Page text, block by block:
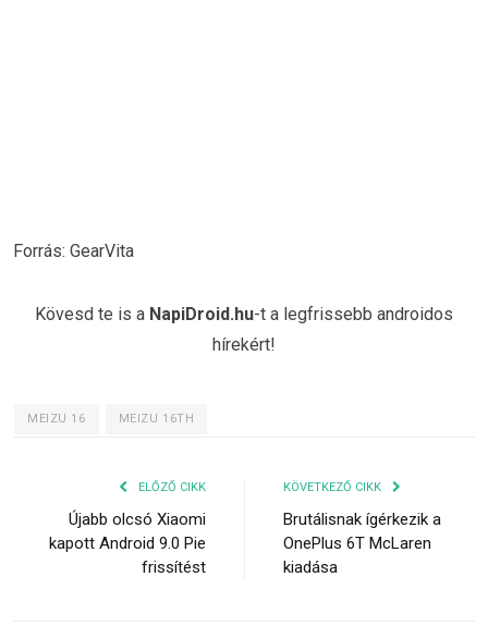
Forrás: GearVita
Kövesd te is a NapiDroid.hu-t a legfrissebb androidos
hírekért!
MEIZU 16 MEIZU 16TH
ELŐZŐ CIKK
Újabb olcsó Xiaomi
kapott Android 9.0 Pie
frissítést
KÖVETKEZŐ CIKK
Brutálisnak ígérkezik a
OnePlus 6T McLaren
kiadása